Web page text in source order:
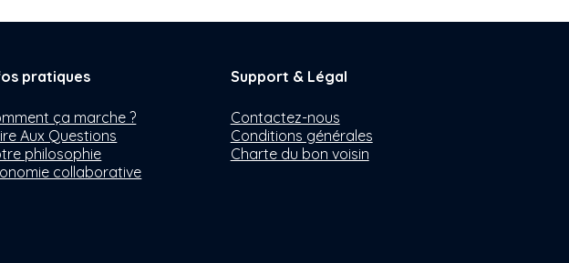
pratiques
ça marche ?
Aux Questions
philosophie
collaborative
Support & Légal
Contactez-nous
Conditions générales
Charte du bon voisin